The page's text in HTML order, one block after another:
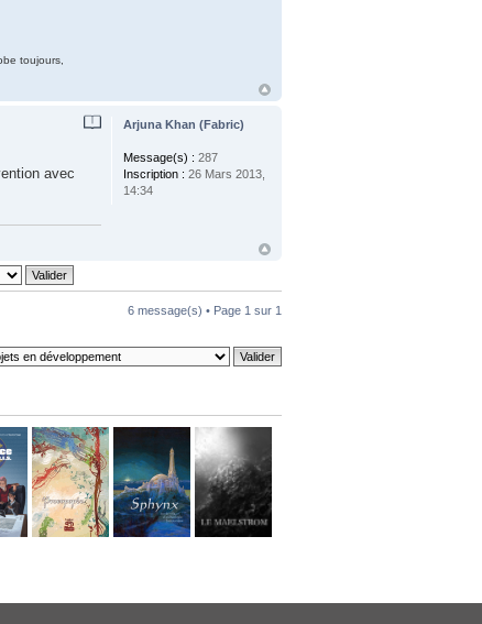
toujours,
avec
Arjuna Khan (Fabric)
Message(s) : 287
Inscription : 26 Mars 2013,
14:34
6 message(s) • Page 1 sur 1